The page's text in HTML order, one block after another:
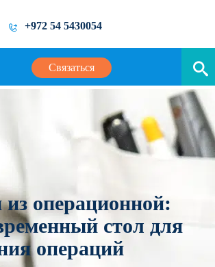
+972 54 5430054
Связаться
из операционной:
стол для
операций